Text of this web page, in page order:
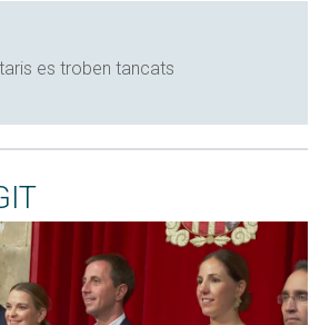
es troben tancats